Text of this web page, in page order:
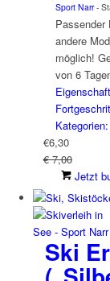
Sport Narr-
Passender
andere
möglich!
von 6
€6,30
€ 7,00
Jetzt
Ski